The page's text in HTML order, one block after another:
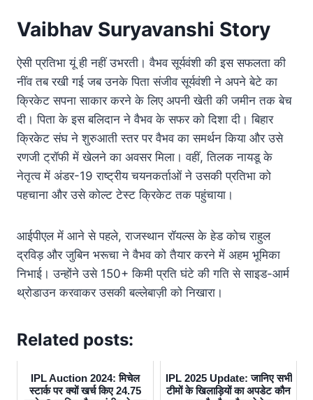
Vaibhav Suryavanshi Story
ऐसी प्रतिभा यूं ही नहीं उभरती। वैभव सूर्यवंशी की इस सफलता की
नींव तब रखी गई जब उनके पिता संजीव सूर्यवंशी ने अपने बेटे का
क्रिकेट सपना साकार करने के लिए अपनी खेती की जमीन तक बेच
दी। पिता के इस बलिदान ने वैभव के सफर को दिशा दी। बिहार
क्रिकेट संघ ने शुरुआती स्तर पर वैभव का समर्थन किया और उसे
रणजी ट्रॉफी में खेलने का अवसर मिला। वहीं, तिलक नायडू के
नेतृत्व में अंडर-19 राष्ट्रीय चयनकर्ताओं ने उसकी प्रतिभा को
पहचाना और उसे कोल्ट टेस्ट क्रिकेट तक पहुंचाया।
आईपीएल में आने से पहले, राजस्थान रॉयल्स के हेड कोच राहुल
द्रविड़ और जुबिन भरूचा ने वैभव को तैयार करने में अहम भूमिका
निभाई। उन्होंने उसे 150+ किमी प्रति घंटे की गति से साइड-आर्म
थ्रोडाउन करवाकर उसकी बल्लेबाज़ी को निखारा।
Related posts:
IPL Auction 2024: मिचेल
स्टार्क पर क्यों खर्च किए 24.75
IPL 2025 Update: जानिए सभी
टीमों के खिलाड़ियों का अपडेट कौन